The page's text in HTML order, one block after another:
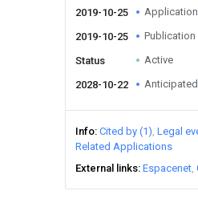
2019-10-25
2019-10-25 Publication
Status Active
2028-10-22
Info Cited by (1) Legal
Related Applications
External links Espacenet